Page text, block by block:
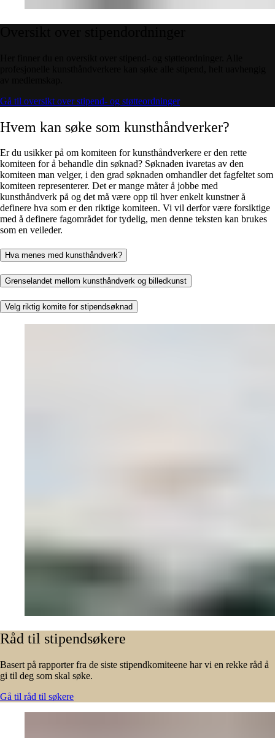
Gå til oversikt over stipend- og støtteordninger
Hvem kan søke som kunsthåndverker?
Er du usikker på om komiteen for kunsthåndverkere er den rette
komiteen for å behandle din søknad? Søknaden ivaretas av den
komiteen man velger, i den grad søknaden omhandler det fagfeltet som
komiteen representerer. Det er mange måter å jobbe med
kunsthåndverk på og det må være opp til hver enkelt kunstner å
definere hva som er den riktige komiteen. Vi vil derfor være forsiktige
med å definere fagområdet for tydelig, men denne teksten kan brukes
som en veileder.
Hva menes med kunsthåndverk?
Grenselandet mellom kunsthåndverk og billedkunst
Velg riktig komite for stipendsøknad
Råd til stipendsøkere
Basert på rapporter fra de siste stipendkomiteene har vi en rekke råd å
gi til deg som skal søke.
Gå til råd til søkere